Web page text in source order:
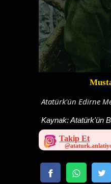
Atatürk'ün Edirne
Kaynak:Atatürk'ün
Takip Et